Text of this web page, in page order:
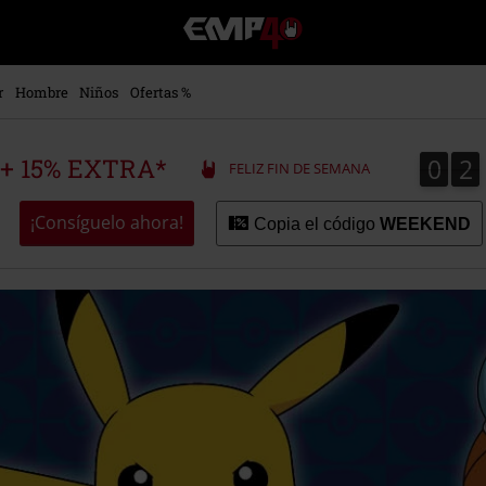
EMP
-
Música,
Merch
Ropa
Alternativa
Hombre Niños Ofertas %
15% EXTRA* FELIZ FIN DE SEMANA 0
0 2
2
¡Consíguelo ahora! Copia el código WEEKEND